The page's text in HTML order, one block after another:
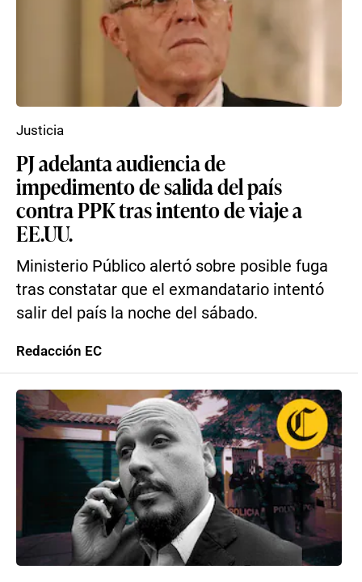
PJ adelanta audiencia de
impedimento de salida del país
contra PPK tras intento de viaje a
EE.UU.
Ministerio Público alertó sobre posible fuga
tras constatar que el exmandatario intentó
salir del país la noche del sábado.
Justicia
Redacción EC